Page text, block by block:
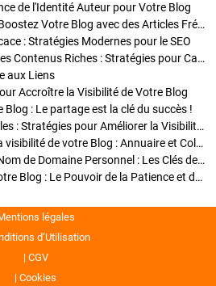
de l'Identité Auteur pour Votre Blog
Stratégies de Publication : Boostez Votre Blog avec des Articles Fréquents et Exclusifs
: Stratégies Modernes pour le SEO
Enrichir Vos Articles avec des Contenus Riches : Stratégies pour Captiver et Optimiser
aux Liens
Accroître la Visibilité de Votre Blog
: Le partage est la clé du succès !
Optimisation SEO des Articles : Stratégies pour Améliorer la Visibilité de Votre Blog
Stratégies pour améliorer la visibilité de votre Blog : Annuaire et Collaborations
Pourquoi Investir dans un Nom de Domaine Personnel : Les Clés de la Réussite de Votre Blog
Comment Faire Émerger Votre Blog : Le Pouvoir de la Patience et de la Persévérance
légales
d’Utilisation
CGV
Cookies